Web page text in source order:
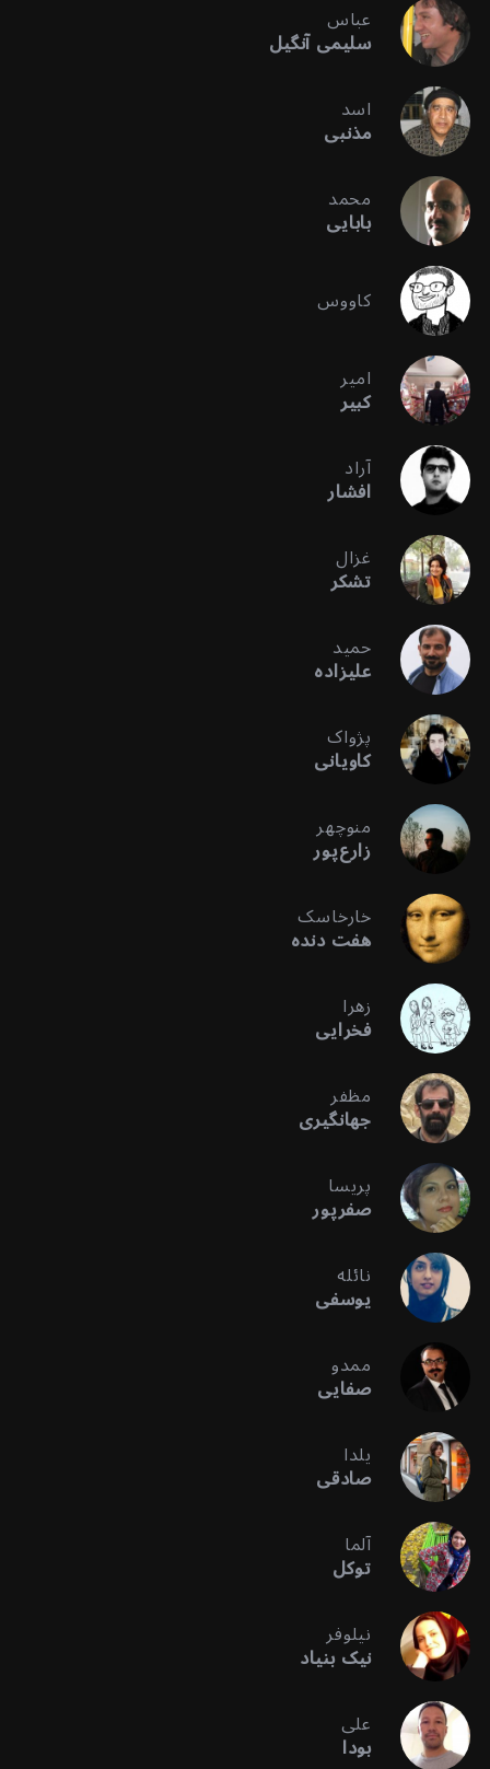
عباس
سلیمی آنگیل
اسد
مذنبی
محمد
بابایی
کاووس
امیر
کبیر
آراد
افشار
غزال
تشکر
حمید
علیزاده
پژواک
کاویانی
منوچهر
زارع‌پور
خارخاسک
هفت دنده
زهرا
فخرایی
مظفر
جهانگیری
پریسا
صفرپور
نائله
یوسفی
ممدو
صفایی
یلدا
صادقی
آلما
توکل
نیلوفر
نیک بنیاد
علی
بودا